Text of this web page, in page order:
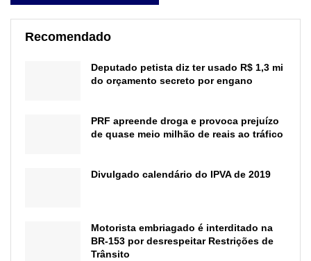
Recomendado
Deputado petista diz ter usado R$ 1,3 mi
do orçamento secreto por engano
PRF apreende droga e provoca prejuízo
de quase meio milhão de reais ao tráfico
Divulgado calendário do IPVA de 2019
Motorista embriagado é interditado na
BR-153 por desrespeitar Restrições de
Trânsito